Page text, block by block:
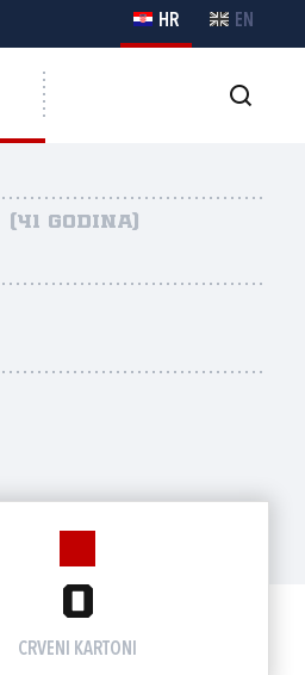
HR EN
(41 godina)
0
CRVENI KARTONI